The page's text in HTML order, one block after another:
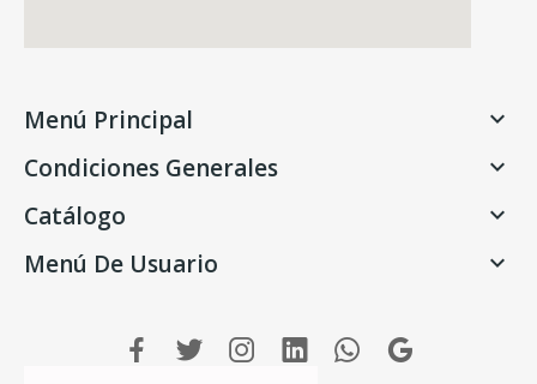
Menú Principal 
Condiciones Generales 
Catálogo 
Menú De Usuario 